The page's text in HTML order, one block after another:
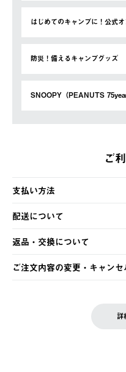
はじめてのキャンプに！公式
防災！備えるキャンプグッズ
SNOOPY（PEANUTS
ご
支払い方法
以下のいずれかの方法でお支
・クレジットカード決済
・コンビニ決済
・Pay-easy決済
配送について
【発送スケジュール】
ご注文・ご入金完了より2営
土日祝の発送はございませ
の発送となる場合がございま
返品・交換について
※お客様都合の場合
お客様都合の返品にかかる
ご注文内容の変更・キャン
LOGOS FAMILY会員の方は詳